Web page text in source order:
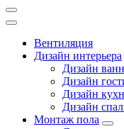
Вентиляция
Дизайн интерьера
Дизайн
Дизайн
Дизайн
Дизайн
Монтаж пола